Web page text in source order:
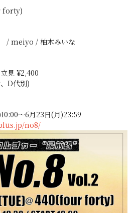
forty)
/ meiyo / 柚木みいな
見 ¥2,400
D代別)
～6月23日(月)23:59
no8/